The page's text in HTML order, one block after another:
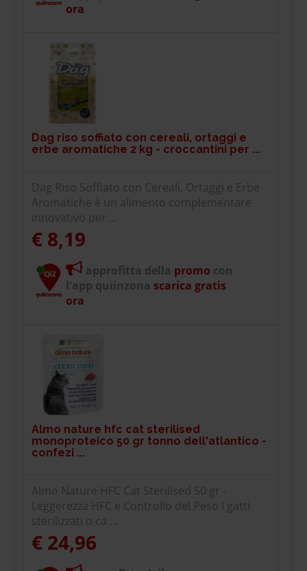
ora
Dag riso soffiato con cereali, ortaggi e
erbe aromatiche 2 kg - croccantini per ...
Dag Riso Soffiato con Cereali, Ortaggi e Erbe
Aromatiche è un alimento complementare
innovativo per ...
€ 8,19
approfitta della promo con
l'app quiinzona scarica gratis
ora
Almo nature hfc cat sterilised
monoproteico 50 gr tonno dell'atlantico -
confezi ...
Almo Nature HFC Cat Sterilised 50 gr -
Leggerezza HFC e Controllo del Peso I gatti
sterilizzati o ca ...
€ 24,96